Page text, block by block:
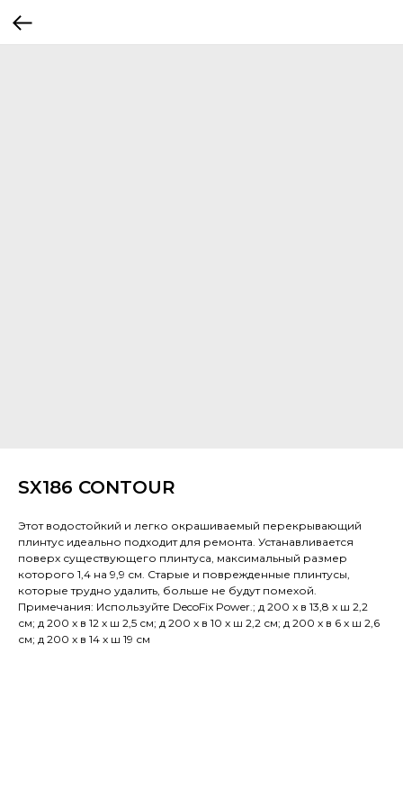
SX186 CONTOUR
Этот водостойкий и легко окрашиваемый перекрывающий
плинтус идеально подходит для ремонта. Устанавливается
поверх существующего плинтуса, максимальный размер
которого 1,4 на 9,9 см. Старые и поврежденные плинтусы,
которые трудно удалить, больше не будут помехой.
Примечания: Используйте DecoFix Power.; д 200 x в 13,8 x ш 2,2
см; д 200 x в 12 x ш 2,5 см; д 200 x в 10 x ш 2,2 см; д 200 x в 6 x ш 2,6
см; д 200 x в 14 x ш 19 см